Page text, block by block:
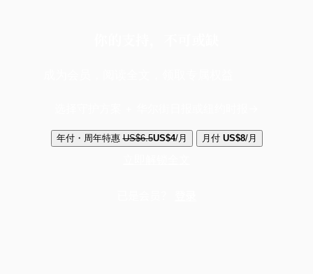
年付・周年特惠 US$6.5US$4/月 月付 US$8/月